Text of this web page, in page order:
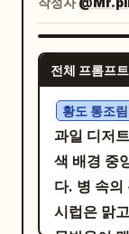
합니다. Milk Cloud Orbit 강화: 각 패널에서
촉각적 사
는 더 풍부
이 광택이
뜻하고 부
적인 느낌
또는 진한
끈적하고
합니다. 비
연 유기농',
색상 팔레
우트 그린,
상적인 계
잎의 층.
(Songti)와
레이아웃:
율). 7개의
전체 프롬프
황도 통조림
과일 디저
색 배경 중
다. 병 속의
시럽은 맑